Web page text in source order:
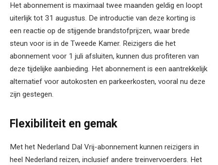
Het abonnement is maximaal twee maanden geldig en loopt
uiterlijk tot 31 augustus. De introductie van deze korting is
een reactie op de stijgende brandstofprijzen, waar brede
steun voor is in de Tweede Kamer. Reizigers die het
abonnement voor 1 juli afsluiten, kunnen dus profiteren van
deze tijdelijke aanbieding. Het abonnement is een aantrekkelijk
alternatief voor autokosten en parkeerkosten, vooral nu deze
zijn gestegen.
Flexibiliteit en gemak
Met het Nederland Dal Vrij-abonnement kunnen reizigers in
heel Nederland reizen, inclusief andere treinvervoerders. Het